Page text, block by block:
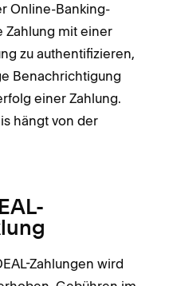
Online-Banking-
Zahlung mit einer
zu authentifizieren,
Benachrichtigung
einer Zahlung.
hängt von der
Zahlungen wird